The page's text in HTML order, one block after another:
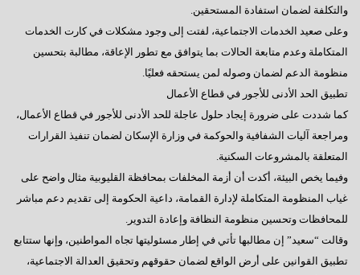
والتكلفة لضمان استفادة المستحقين.
وعلى صعيد الخدمات الاجتماعية، لفتت إلى وجود مشكلات في كارت الخدمات
المتكاملة وعدم متابعة الحالات بما يتوافق مع تطور الإعاقة، مطالبة بتحسين
منظومة الدعم لضمان وصوله لمن يستحقه فعليًا.
تطبيق الحد الأدنى للأجور في قطاع الأعمال
كما شددت على ضرورة إيجاد حلول عاجلة للحد الأدنى للأجور في قطاع الأعمال،
ومراجعة آليات الشفافية والحوكمة في وزارة الإسكان لضمان تنفيذ القرارات
المتعلقة بالمشروعات السكنية.
وفيما يخص البيئة، أكدت أن أزمة المخلفات بمحافظة القليوبية مثال واضح على
غياب المنظومة المتكاملة لإدارة القمامة، داعية الحكومة إلى تقديم دعم مباشر
للمحافظات وتحسين منظومة النظافة وإعادة التدوير.
وقالت “سعيد” إن مطالبها تأتي في إطار مسئوليتها تجاه المواطنين، وإنها ستتابع
تطبيق القوانين على أرض الواقع لضمان حقوقهم وتحقيق العدالة الاجتماعية،